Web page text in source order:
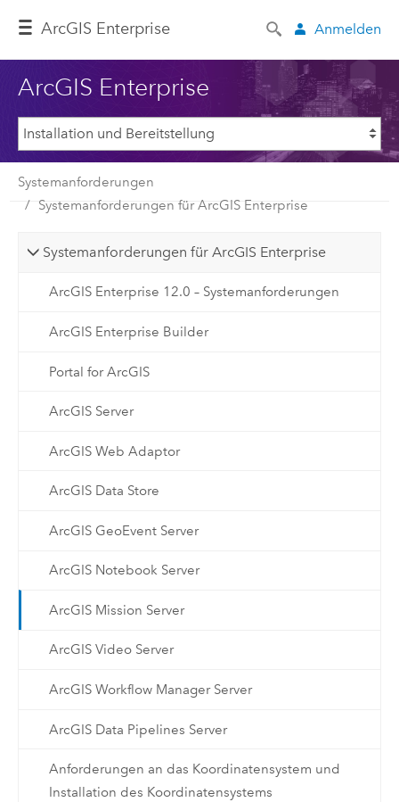
ArcGIS Enterprise Anmelden
ArcGIS Enterprise
Systemanforderungen
Systemanforderungen für ArcGIS Enterprise
Systemanforderungen für ArcGIS Enterprise
ArcGIS Enterprise 12.0 – Systemanforderungen
ArcGIS Enterprise Builder
Portal for ArcGIS
ArcGIS Server
ArcGIS Web Adaptor
ArcGIS Data Store
ArcGIS GeoEvent Server
ArcGIS Notebook Server
ArcGIS Mission Server
ArcGIS Video Server
ArcGIS Workflow Manager Server
ArcGIS Data Pipelines Server
Anforderungen an das Koordinatensystem und
Installation des Koordinatensystems